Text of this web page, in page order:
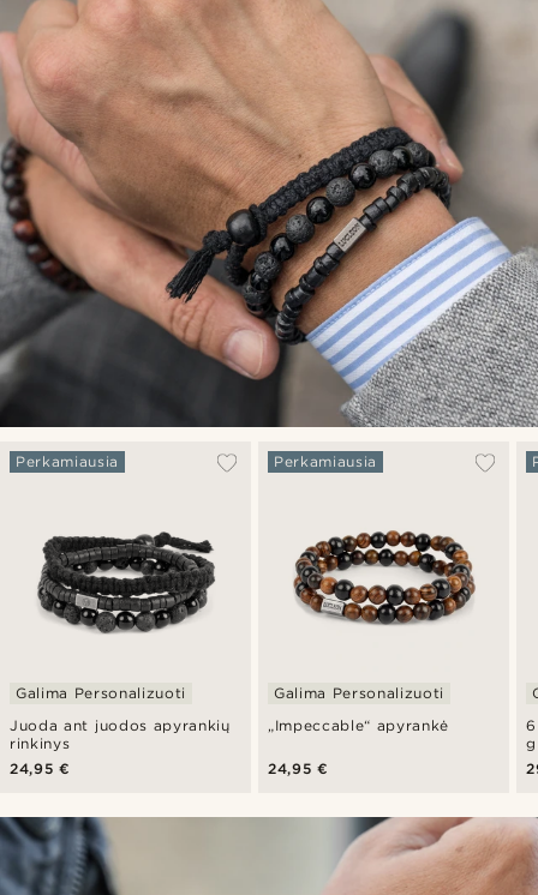
Juoda ant juodos apyrankių
rinkinys
Perkamiausia
Galima Personalizuoti
24,95 €
„Impeccable“ apyrankė
Perkamiausia
Galima Personalizuoti
24,95 €